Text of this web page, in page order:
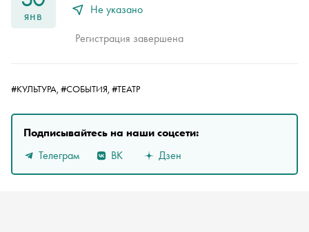
янв
Не указано
Регистрация завершена
#КУЛЬТУРА, #СОБЫТИЯ, #ТЕАТР
Подписывайтесь на наши соцсети:
Телеграм
ВК Дзен